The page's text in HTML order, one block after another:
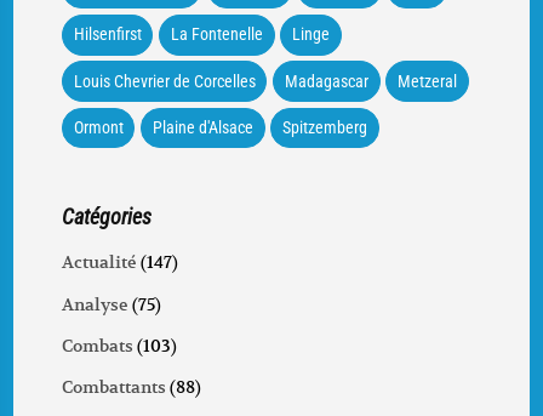
Hilsenfirst La Fontenelle Linge
Louis Chevrier de Corcelles Madagascar Metzeral
Ormont Plaine d'Alsace Spitzemberg
Catégories
Actualité (147)
Analyse (75)
Combats (103)
Combattants (88)